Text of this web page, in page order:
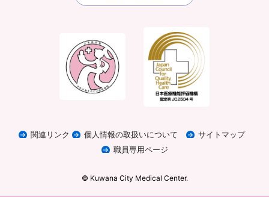
関連リンク 個人情報の取扱いについて
サイトマップ
職員専用ページ
© Kuwana City Medical Center.